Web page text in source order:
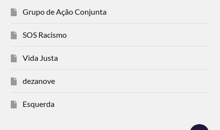
Grupo de Ação Conjunta
SOS Racismo
Vida Justa
dezanove
Esquerda